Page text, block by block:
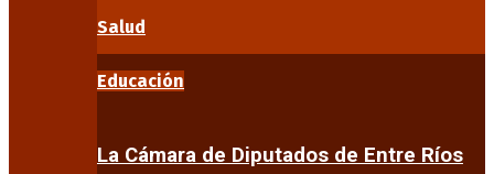
Salud
Educación
La Cámara de Diputados de Entre Ríos